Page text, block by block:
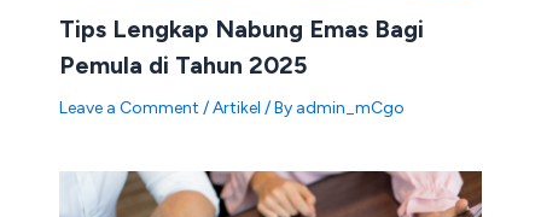
Tips Lengkap Nabung Emas Bagi
Pemula di Tahun 2025
Leave a Comment /Artikel / By admin_mCgo